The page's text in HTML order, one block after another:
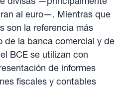
al euro—. Mientras que
son la referencia más
de la banca comercial y de
BCE se utilizan con
de informes
fiscales y contables